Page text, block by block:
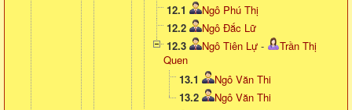
12.1
Ngô Phú Thị
12.2
Ngô Đắc Lữ
12.3
Ngô Tiên Lự -
Trần Thị
Quen
13.1
Ngô Văn Thi
13.2
Ngô Văn Thi